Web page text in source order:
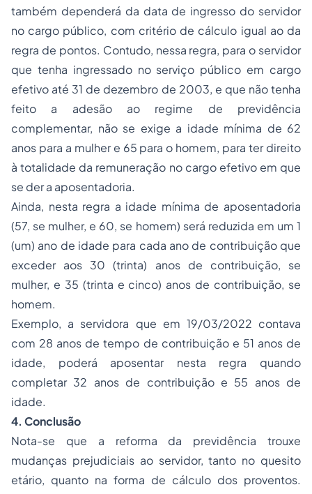
também dependerá da data de ingresso do servidor
no cargo público, com critério de cálculo igual ao da
regra de pontos. Contudo, nessa regra, para o servidor
que tenha ingressado no serviço público em cargo
efetivo até 31 de dezembro de 2003, e que não tenha
feito a adesão ao regime de previdência
complementar, não se exige a idade mínima de 62
anos para a mulher e 65 para o homem, para ter direito
à totalidade da remuneração no cargo efetivo em que
se der a aposentadoria.
Ainda, nesta regra a idade mínima de aposentadoria
(57, se mulher, e 60, se homem) será reduzida em um 1
(um) ano de idade para cada ano de contribuição que
exceder aos 30 (trinta) anos de contribuição, se
mulher, e 35 (trinta e cinco) anos de contribuição, se
homem.
Exemplo, a servidora que em 19/03/2022 contava
com 28 anos de tempo de contribuição e 51 anos de
idade, poderá aposentar nesta regra quando
completar 32 anos de contribuição e 55 anos de
idade.
4. Conclusão
Nota-se que a reforma da previdência trouxe
mudanças prejudiciais ao servidor, tanto no quesito
etário, quanto na forma de cálculo dos proventos.